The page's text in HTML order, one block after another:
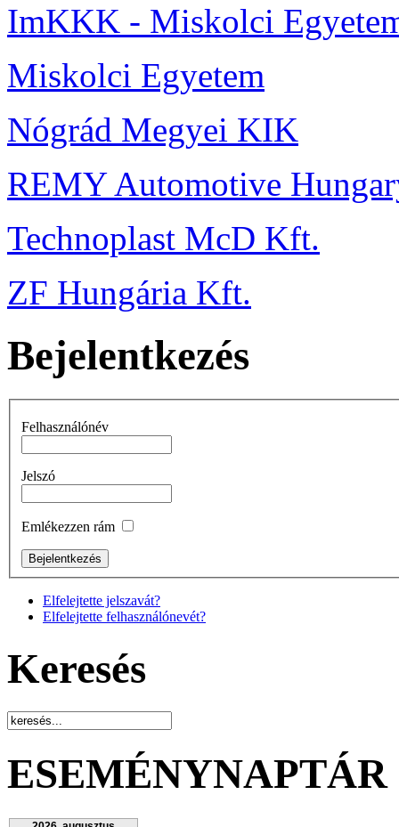
ImKKK - Miskolci
Miskolci Egyetem
Nógrád Megyei KIK
REMY Automotive
Technoplast McD Kft.
ZF Hungária Kft.
Bejelentkezés
Felhasználónév
Jelszó
Emlékezzen rám
Elfelejtette jelszavát?
Elfelejtette felhasználónevét?
Keresés
ESEMÉNYNAPTÁR